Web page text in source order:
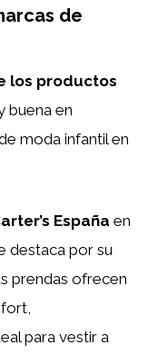
de
los productos
buena en
moda infantil en
España en
destaca por su
prendas ofrecen
para vestir a